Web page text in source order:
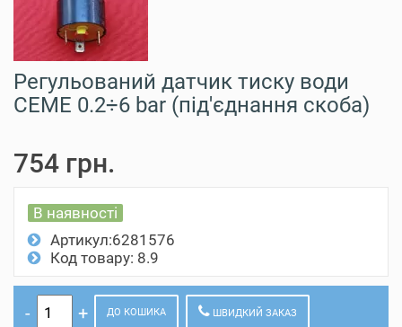
Регульований датчик тиску води
CEME 0.2÷6 bar (під'єднання скоба)
754 грн.
В наявності
Артикул:6281576
Код товару: 8.9
ДО КОШИКА ШВИДКИЙ ЗАКАЗ